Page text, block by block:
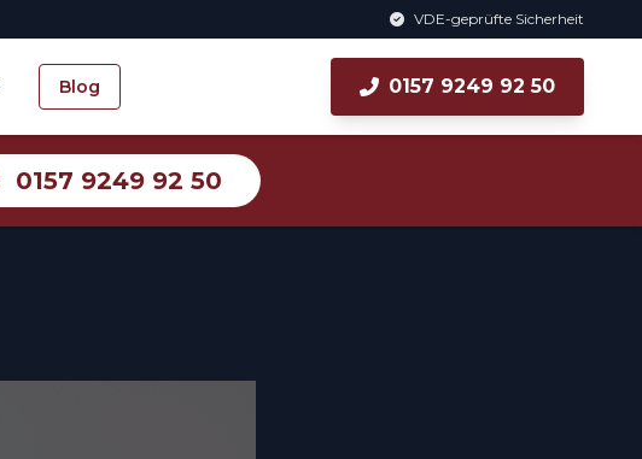
VDE-geprüfte Sicherheit
Blog 0157 9249 92 50
0157 9249 92 50